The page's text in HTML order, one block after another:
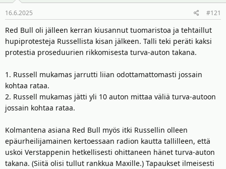
e
t
u
n
a
o
i
t
t
a
p
i
v
ä
m
ä
ä
16.6.2025 #121
Red Bull oli jälleen kerran kiusannut tuomaristoa ja tehtaillut
hupiprotesteja Russellista kisan jälkeen. Talli teki peräti kaksi
protestia proseduurien rikkomisesta turva-auton takana.
1. Russell mukamas jarrutti liian odottamattomasti jossain
kohtaa rataa.
2. Russell mukamas jätti yli 10 auton mittaa väliä turva-autoon
jossain kohtaa rataa.
Kolmantena asiana Red Bull myös itki Russellin olleen
epäurheilijamainen kertoessaan radion kautta tallilleen, että
uskoi Verstappenin hetkellisesti ohittaneen hänet turva-auton
takana. (Siitä olisi tullut rankkua Maxille.) Tapaukset ilmeisesti